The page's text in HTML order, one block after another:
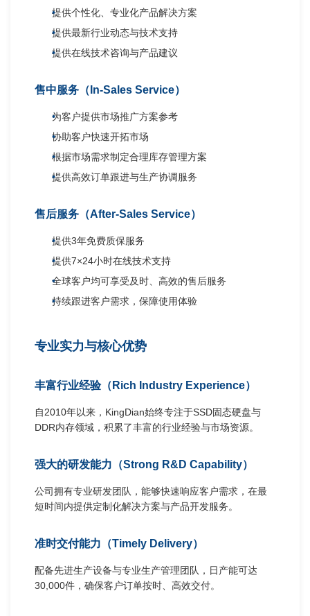
提供个性化、专业化产品解决方案
提供最新行业动态与技术支持
提供在线技术咨询与产品建议
售中服务（In-Sales Service）
为客户提供市场推广方案参考
协助客户快速开拓市场
根据市场需求制定合理库存管理方案
提供高效订单跟进与生产协调服务
售后服务（After-Sales Service）
提供3年免费质保服务
提供7×24小时在线技术支持
全球客户均可享受及时、高效的售后服务
持续跟进客户需求，保障使用体验
专业实力与核心优势
丰富行业经验（Rich Industry Experience）
自2010年以来，KingDian始终专注于SSD固态硬盘与
DDR内存领域，积累了丰富的行业经验与市场资源。
强大的研发能力（Strong R&D Capability）
公司拥有专业研发团队，能够快速响应客户需求，在最
短时间内提供定制化解决方案与产品开发服务。
准时交付能力（Timely Delivery）
配备先进生产设备与专业生产管理团队，日产能可达
30,000件，确保客户订单按时、高效交付。